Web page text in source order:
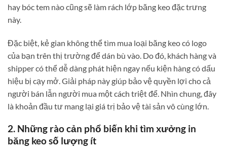
hay bóc tem nào cũng sẽ làm rách lớp băng keo đặc trưng
này.
Đặc biệt, kẻ gian không thể tìm mua loại băng keo có logo
của bạn trên thị trường để dán bù vào. Do đó, khách hàng và
shipper có thể dễ dàng phát hiện ngay nếu kiện hàng có dấu
hiệu bị cạy mở. Giải pháp này giúp bảo vệ quyền lợi cho cả
người bán lẫn người mua một cách triệt để. Nhìn chung, đây
là khoản đầu tư mang lại giá trị bảo vệ tài sản vô cùng lớn.
2. Những rào cản phổ biến khi tìm xưởng in
băng keo số lượng ít